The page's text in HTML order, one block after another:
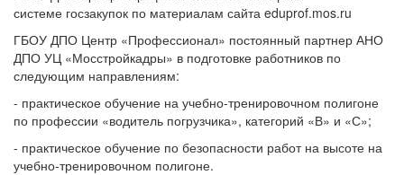
системе госзакупок по материалам сайта eduprof.mos.ru
ГБОУ ДПО Центр «Профессионал» постоянный партнер АНО
ДПО УЦ «Мосстройкадры» в подготовке работников по
следующим направлениям:
- практическое обучение на учебно-тренировочном полигоне
по профессии «водитель погрузчика», категорий «В» и «С»;
- практическое обучение по безопасности работ на высоте на
учебно-тренировочном полигоне.